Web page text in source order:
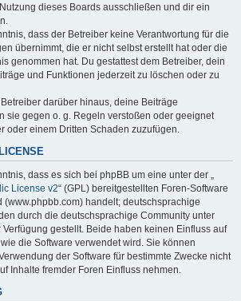
dieses Boards ausschließen und dir ein
dass der Betreiber keine Verantwortung für die
übernimmt, die er nicht selbst erstellt hat oder die
genommen hat. Du gestattest dem Betreiber, dein
und Funktionen jederzeit zu löschen oder zu
darüber hinaus, deine Beiträge
sie gegen o. g. Regeln verstoßen oder geeignet
oder einem Dritten Schaden zuzufügen.
dass es sich bei phpBB um eine unter der „
License v2“ (GPL) bereitgestellten Foren-Software
(www.phpbb.com) handelt; deutschsprachige
durch die deutschsprachige Community unter
Verfügung gestellt. Beide haben keinen Einfluss auf
die Software verwendet wird. Sie können
der Software für bestimmte Zwecke nicht
Inhalte fremder Foren Einfluss nehmen.